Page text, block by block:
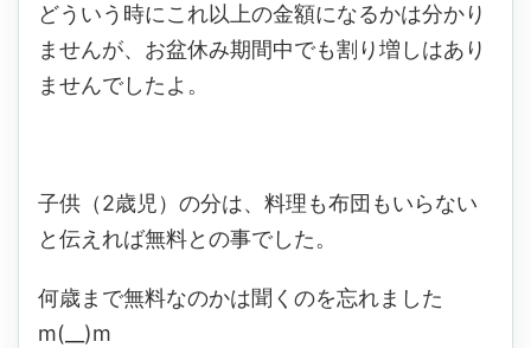
どういう時にこれ以上の金額になるかは分かり
ませんが、お盆休み期間中でも割り増しはあり
ませんでしたよ。
子供（2歳児）の分は、料理も布団もいらない
と伝えれば無料との事でした。
何歳まで無料なのかは聞くのを忘れました
m(__)m